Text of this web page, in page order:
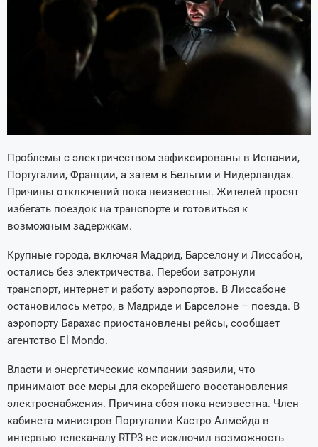
Проблемы с электричеством зафиксированы в Испании,
Португалии, Франции, а затем в Бельгии и Нидерландах.
Причины отключений пока неизвестны. Жителей просят
избегать поездок на транспорте и готовиться к
возможным задержкам.
Крупные города, включая Мадрид, Барселону и Лиссабон,
остались без электричества. Перебои затронули
транспорт, интернет и работу аэропортов. В Лиссабоне
остановилось метро, в Мадриде и Барселоне – поезда. В
аэропорту Барахас приостановлены рейсы, сообщает
агентство El Mondo.
Власти и энергетические компании заявили, что
принимают все меры для скорейшего восстановления
электроснабжения. Причина сбоя пока неизвестна. Член
кабинета министров Португалии Кастро Алмейда в
интервью телеканалу RTP3 не исключил возможность